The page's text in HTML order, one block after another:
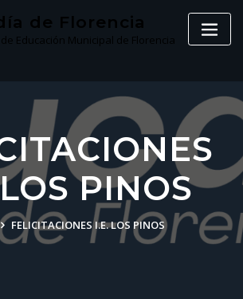
de Florencia
Educación Municipal de Florencia
PINOS
FELICITACIONES I.E. LOS PINOS